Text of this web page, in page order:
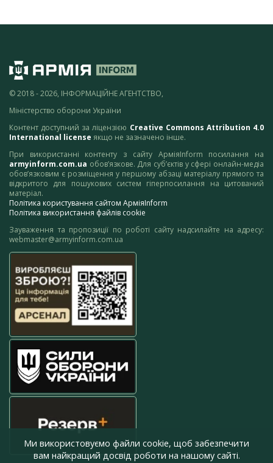
© 2018 - 2026, ІНФОРМАЦІЙНЕ АГЕНТСТВО,
Міністерство оборони України
Контент доступний за ліцензією Creative Commons Attribution 4.0
International license якщо не зазначено інше.
При використанні контенту з сайту АрміяInform посилання на
armyinform.com.ua обов’язкове. Для суб’єктів у сфері онлайн-медіа
обов’язковим є розміщення у першому абзаці матеріалу прямого та
відкритого для пошукових систем гіперпосилання на цитований
матеріал.
Політика користування сайтом АрміяInform
Політика використання файлів cookie
Зауваження та пропозиції по роботі сайту надсилайте на адресу:
webmaster@armyinform.com.ua
Ми використовуємо файли cookie, щоб забезпечити
вам найкращий досвід роботи на нашому сайті.